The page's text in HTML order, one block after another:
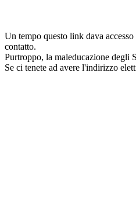
Un tempo questo link dava
contatto.
Purtroppo, la maleducazione degli
Se ci tenete ad avere l'indirizzo